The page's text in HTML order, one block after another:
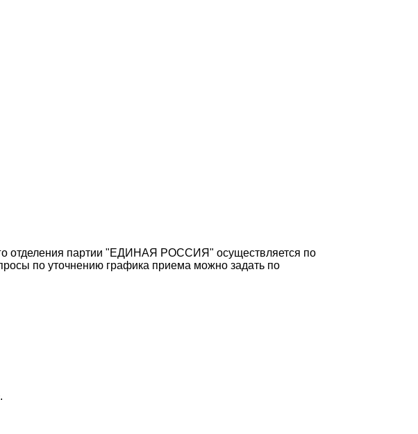
отделения партии "ЕДИНАЯ РОССИЯ" осуществляется по
по уточнению графика приема можно задать по